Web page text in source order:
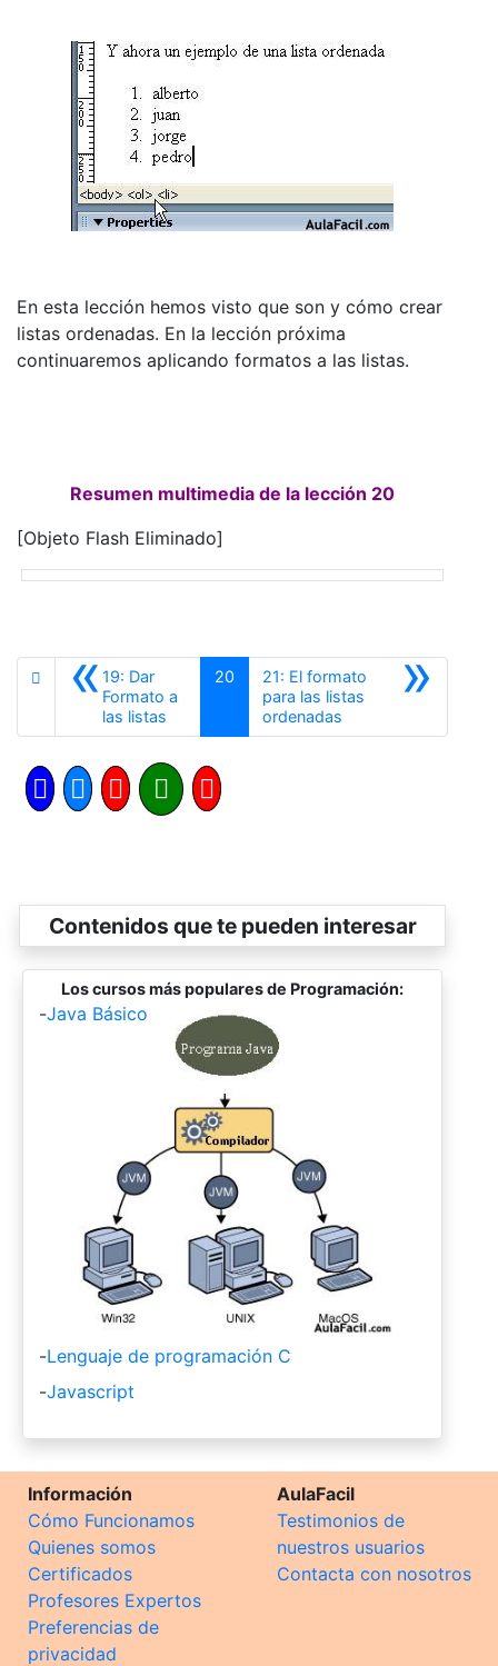
En esta lección hemos visto que son y cómo crear
listas ordenadas. En la lección próxima
continuaremos aplicando formatos a las listas.
Resumen multimedia de la lección 20
[Objeto Flash Eliminado]
«19: Dar
Formato a
las listas
20 »
21: El formato
para las listas
ordenadas
Contenidos que te pueden interesar
Los cursos más populares de Programación:
-Java Básico
-Lenguaje de programación C
-Javascript
Información
Cómo Funcionamos
Quienes somos
Certificados
Profesores Expertos
Preferencias de
privacidad
AulaFacil
Testimonios de
nuestros usuarios
Contacta con nosotros